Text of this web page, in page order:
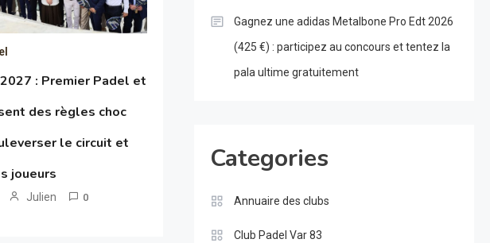
: Premier Padel et
des règles choc
le circuit et
joueurs
Julien 0
Gagnez une adidas Metalbone Pro Edt 2026
(425 €) : participez au concours et tentez la
pala ultime gratuitement
Categories
Annuaire des clubs
Club Padel Var 83